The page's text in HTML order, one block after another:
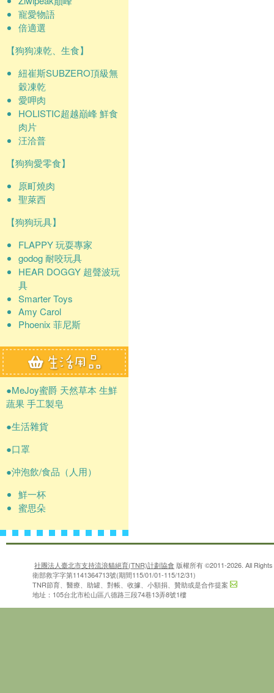
寵愛物語
倍適選
【狗狗凍乾、生食】
紐崔斯SUBZERO頂級無
穀凍乾
愛呷肉
HOLISTIC超越巔峰 鮮食
肉片
汪洽普
【狗狗愛零食】
原町燒肉
聖萊西
【狗狗玩具】
FLAPPY 玩耍專家
godog 耐咬玩具
HEAR DOGGY 超聲波玩
具
Smarter Toys
Amy Carol
Phoenix 菲尼斯
●MeJoy蜜爵 天然草本 生鮮
蔬果 手工製皂
●生活雜貨
●口罩
●沖泡飲/食品（人用）
鮮一杯
蜜思朵
社團法人臺北市支持流浪貓絕育(TNR)計劃協會 版權所有 ©2011-2026. All
衛部救字字第1141364713號(期間115/01/01-115/12/31)
TNR節育、醫療、助罐、對帳、收據、小額捐、贊助或是合作提案
地址：105台北市松山區八德路三段74巷13弄8號1樓